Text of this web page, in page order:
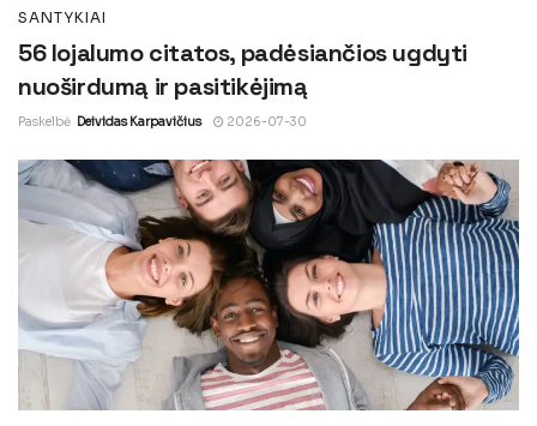
SANTYKIAI
56 lojalumo citatos, padėsiančios ugdyti
nuoširdumą ir pasitikėjimą
Paskelbė Deividas Karpavičius 2026-07-30